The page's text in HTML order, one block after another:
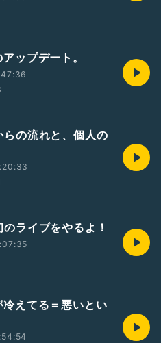
ップデート。
の流れと、個人の
ライブをやるよ！
えてる＝悪いとい